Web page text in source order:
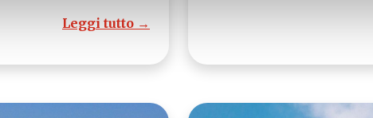
Leggi tutto →